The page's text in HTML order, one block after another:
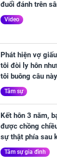
đuổi đánh trên
Video
Phát hiện vợ
tôi đòi ly hôn
tôi buông câu này
Tâm sự
Kết hôn 3 năm,
được chồng
sự thật phía sau
Tâm sự gia đình